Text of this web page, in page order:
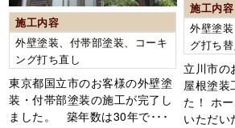
施工内容
外壁塗装、付帯部塗装、コーキ
ング打ち直し
東京都国立市のお客様の外壁塗
装・付帯部塗装の施工が完了し
ました。 築年数は30年で･･･
施工内容
外壁塗
グ打ち
立川市の
屋根塗装
た！ ホ
いただい